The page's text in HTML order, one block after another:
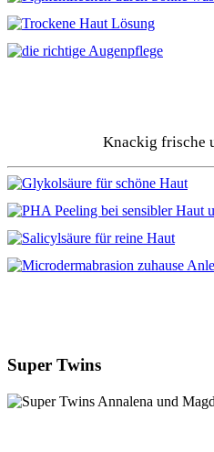
Knackig frische
Super Twins